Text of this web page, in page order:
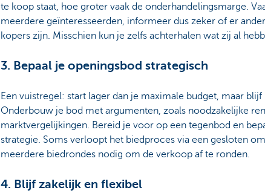
te koop staat, hoe groter vaak de onderhandelingsmarge.
meerdere geïnteresseerden, informeer dus zeker of er
kopers zijn. Misschien kun je zelfs achterhalen wat zij al
3. Bepaal je openingsbod strategisch
Een vuistregel: start lager dan je maximale budget, maar blijf
Onderbouw je bod met argumenten, zoals noodzakelijke
marktvergelijkingen. Bereid je voor op een tegenbod en
strategie. Soms verloopt het biedproces via een gesloten
meerdere biedrondes nodig om de verkoop af te ronden.
4. Blijf zakelijk en flexibel